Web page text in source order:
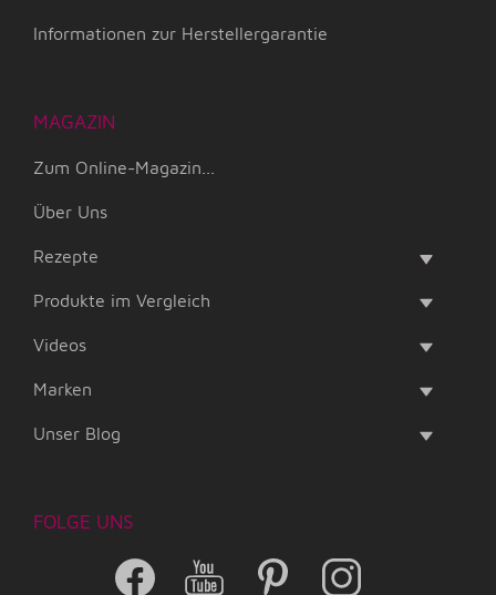
Informationen zur Herstellergarantie
MAGAZIN
Zum Online-Magazin...
Über Uns
Rezepte
Produkte im Vergleich
Videos
Marken
Unser Blog
FOLGE UNS